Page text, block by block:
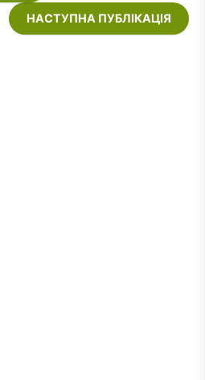
НАСТУПНА ПУБЛІКАЦІЯ